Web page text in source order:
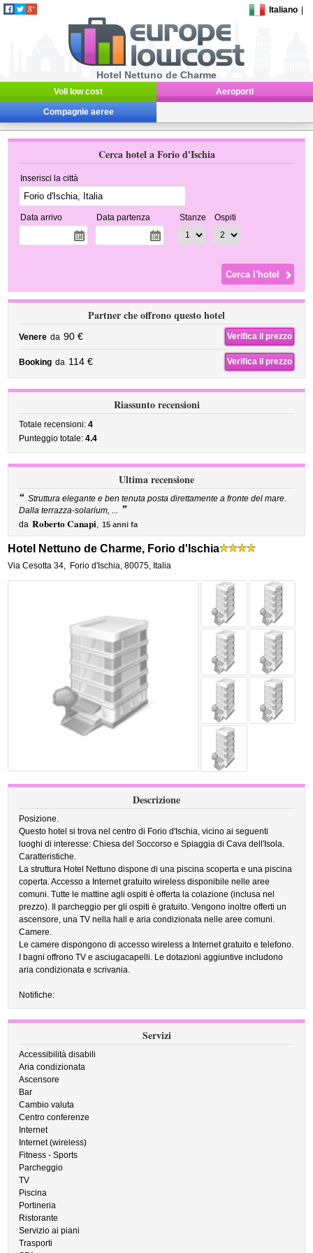
Italiano
Hotel Nettuno de Charme
Voli low cost Aeroporti
Compagnie aeree
Cerca hotel a Forio d'Ischia
Inserisci la città
Data arrivo Data partenza Stanze Ospiti
Partner che offrono questo hotel
Venere da 90 € Verifica il prezzo
Booking da 114 € Verifica il prezzo
Riassunto recensioni
Totale recensioni:4
Punteggio totale:4.4
Ultima recensione
“ Struttura elegante e ben tenuta posta direttamente a fronte del mare.
Dalla terrazza-solarium, ... ”
da Roberto Canapi, 15 anni fa
Hotel Nettuno de Charme, Forio d'Ischia
Via Cesotta 34, Forio d'Ischia,80075, Italia
Descrizione
Posizione.
Questo hotel si trova nel centro di Forio d'Ischia, vicino ai seguenti
luoghi di interesse: Chiesa del Soccorso e Spiaggia di Cava dell'Isola.
Caratteristiche.
La struttura Hotel Nettuno dispone di una piscina scoperta e una piscina
coperta. Accesso a Internet gratuito wireless disponibile nelle aree
comuni. Tutte le mattine agli ospiti è offerta la colazione (inclusa nel
prezzo). Il parcheggio per gli ospiti è gratuito. Vengono inoltre offerti un
ascensore, una TV nella hall e aria condizionata nelle aree comuni.
Camere.
Le camere dispongono di accesso wireless a Internet gratuito e telefono.
I bagni offrono TV e asciugacapelli. Le dotazioni aggiuntive includono
aria condizionata e scrivania.
Notifiche:
Servizi
Accessibilità disabili
Aria condizionata
Ascensore
Bar
Cambio valuta
Centro conferenze
Internet
Internet (wireless)
Fitness - Sports
Parcheggio
TV
Piscina
Portineria
Ristorante
Servizio ai piani
Trasporti